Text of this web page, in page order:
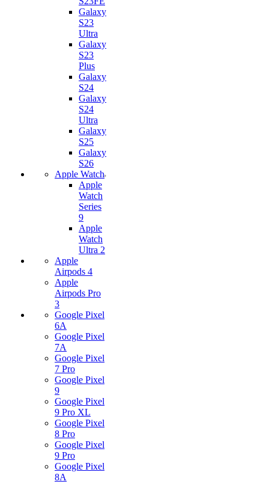
Galaxy
S23
Ultra
Galaxy
S23
Plus
Galaxy
S24
Galaxy
S24
Ultra
Galaxy
S25
Galaxy
S26
Apple Watch
Apple
Watch
Series
9
Apple
Watch
Ultra 2
Apple
Airpods 4
Apple
Airpods Pro
3
Google Pixel
6A
Google Pixel
7А
Google Pixel
7 Pro
Google Pixel
9
Google Pixel
9 Pro XL
Google Pixel
8 Pro
Google Pixel
9 Pro
Google Pixel
8A